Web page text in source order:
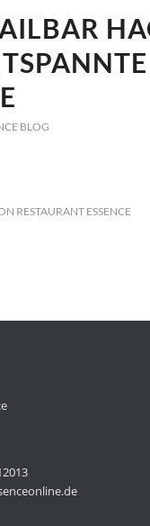
BLOG
RESTAURANT ESSENCE